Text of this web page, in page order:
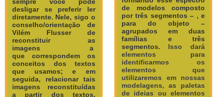
desligar se preferir ler
diretamente. Nele, sigo o
conselho/orientação de
Vilém Flusser de
reconstituir as
imagens a
que correspondem os
conceitos dos textos
que usamos; e em
seguida, relacionar tais
imagens reconstituídas
a partir dos textos,
de modelos composto
por três segmentos – , e
para do objeto –
agrupados em duas
famílias e três
segmentos.
Isso dará
elementos para
identificarmos os
elementos que
utilizaremos em nossas
modelagens, as paletas
de ideias ou elementos